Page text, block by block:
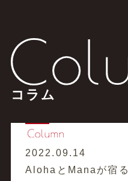
コラム
2022.09.14
AlohaとManaが宿る